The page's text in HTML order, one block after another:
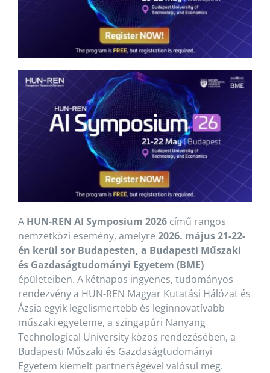
A HUN-REN AI Symposium 2026című rangos
nemzetközi esemény, amelyre 2026. május 21-22-
én kerül sor Budapesten, a Budapesti Műszaki
és Gazdaságtudományi Egyetem (BME)
épületeiben. A kétnapos ingyenes, tudományos
rendezvény a HUN-REN Magyar Kutatási Hálózat és
Ázsia egyik legelismertebb és leginnovatívabb
műszaki egyeteme, a szingapúri Nanyang
Technological University közös rendezésében, a
Budapesti Műszaki és Gazdaságtudományi
Egyetem kiemelt partnerségével valósul meg.